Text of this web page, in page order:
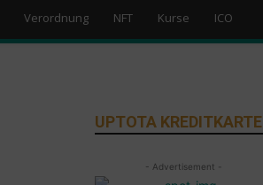
Verordnung NFT Kurse ICO
UPTOTA KREDITKARTE
- Advertisement -